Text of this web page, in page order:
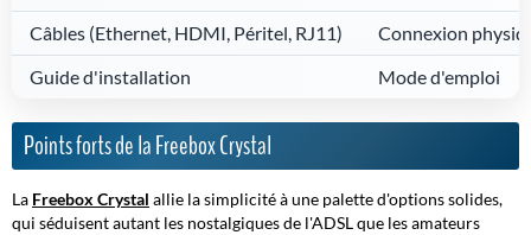
Câbles (Ethernet, HDMI, Péritel, RJ11)
Connexion
Guide d'installation
Mode d'emploi
Points forts de la Freebox Crystal
La Freebox Crystal allie la simplicité à une palette d'options solides,
qui séduisent autant les nostalgiques de l'ADSL que les amateurs